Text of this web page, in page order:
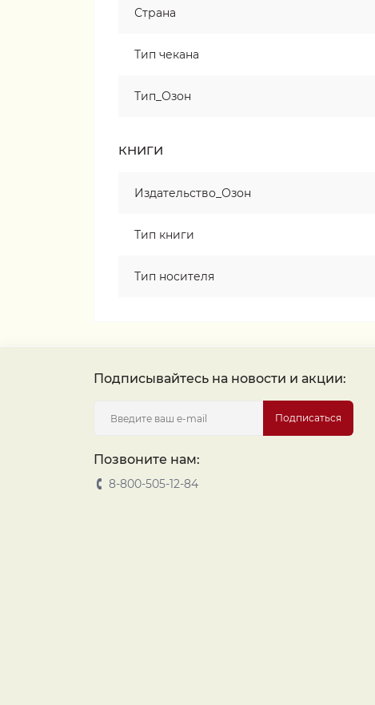
Страна
Тип чекана
Тип_Озон
КНИГИ
Издательство_Озон
Тип книги
Тип носителя
Подписывайтесь на новости и акции:
Подписаться
Позвоните нам:
8-800-505-12-84